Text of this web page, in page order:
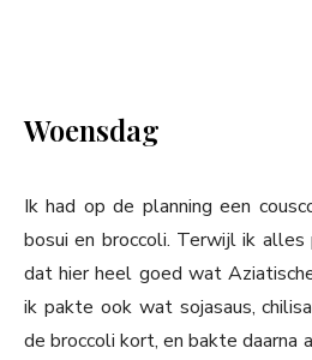
Woensdag
Ik had op de planning een
bosui en broccoli. Terwijl ik
dat hier heel goed wat
ik pakte ook wat sojasaus,
de broccoli kort, en bakte daarna